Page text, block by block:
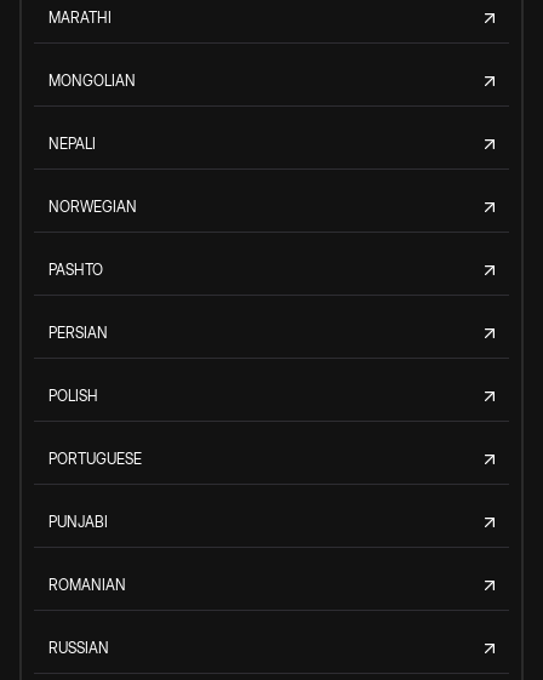
MARATHI
MONGOLIAN
NEPALI
NORWEGIAN
PASHTO
PERSIAN
POLISH
PORTUGUESE
PUNJABI
ROMANIAN
RUSSIAN